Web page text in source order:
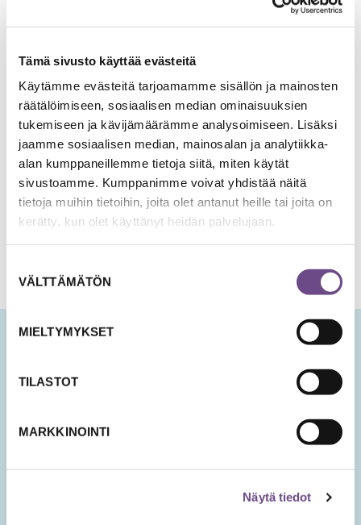
Tämä sivusto käyttää evästeitä
Käytämme evästeitä tarjoamamme sisällön ja mainosten
räätälöimiseen, sosiaalisen median ominaisuuksien
tukemiseen ja kävijämäärämme analysoimiseen. Lisäksi
jaamme sosiaalisen median, mainosalan ja analytiikka-
alan kumppaneillemme tietoja siitä, miten käytät
sivustoamme. Kumppanimme voivat yhdistää näitä
tietoja muihin tietoihin, joita olet antanut heille tai joita on
kerätty, kun olet käyttänyt heidän palvelujaan.
valinta
VÄLTTÄMÄTÖN
MIELTYMYKSET
TILASTOT
MARKKINOINTI
Näytä tiedot
VARTTI VAHVUUKSILLE - OHJE
TUNNE VAHVUUTESI-VINKKIVIHKO
TULOSTETTAVA VAHVUUSVARASTO
VAHVUUSVARASTO RUOTSIKSI
Tilaamalla sähköisen uutiskirjeen saat tietoa sivuston
Tilaa Ikäopisto -uutiset